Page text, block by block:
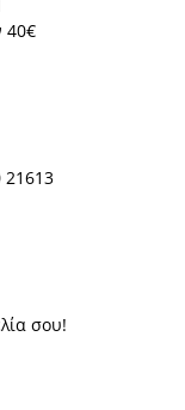
40€
21613
σου!